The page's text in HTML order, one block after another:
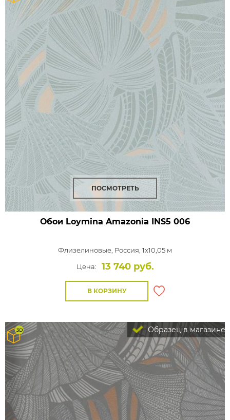
ПОСМОТРЕТЬ
Обои Loymina Amazonia INS5 006
Флизелиновые, Россия, 1x10,05 м
Цена:
13 740 руб.
В КОРЗИНУ
Образец в магазине